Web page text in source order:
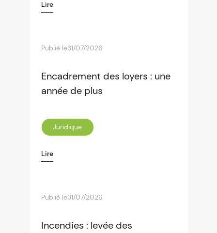
Lire
Publié le31/07/2026
Encadrement des loyers : une
année de plus
Juridique
Lire
Publié le31/07/2026
Incendies : levée des